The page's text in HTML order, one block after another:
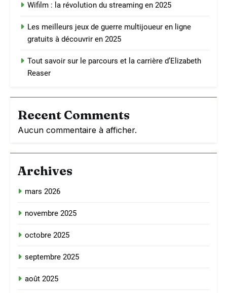
Wifilm : la révolution du streaming en 2025
Les meilleurs jeux de guerre multijoueur en ligne
gratuits à découvrir en 2025
Tout savoir sur le parcours et la carrière d’Elizabeth
Reaser
Recent Comments
Aucun commentaire à afficher.
Archives
mars 2026
novembre 2025
octobre 2025
septembre 2025
août 2025